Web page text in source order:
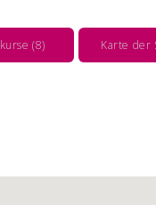
(8) Karte der